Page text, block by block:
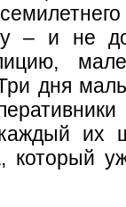
– и не
дня
каждый
который